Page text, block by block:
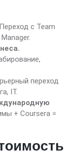
Переход с Team
переход
IT.
+ Coursera =